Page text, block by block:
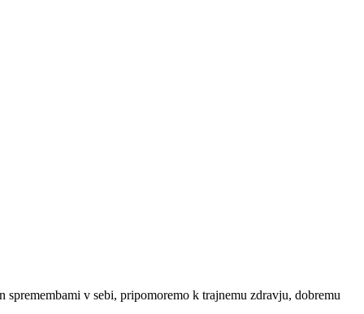
v sebi, pripomoremo k trajnemu zdravju, dobremu